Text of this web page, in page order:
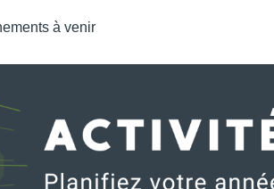
à venir